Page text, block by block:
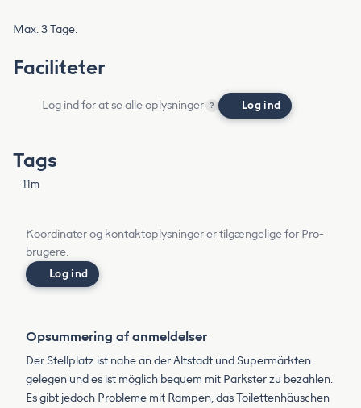
Max. 3 Tage.
Faciliteter
Log ind for at se alle oplysninger ? Log ind
Tags
11m
Koordinater og kontaktoplysninger er tilgængelige for Pro-
brugere.
Log ind
Opsummering af anmeldelser
Der Stellplatz ist nahe an der Altstadt und Supermärkten
gelegen und es ist möglich bequem mit Parkster zu bezahlen.
Es gibt jedoch Probleme mit Rampen, das Toilettenhäuschen